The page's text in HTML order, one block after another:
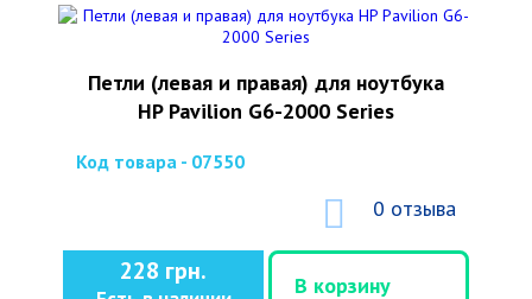
Петли (левая и правая) для ноутбука
HP Pavilion G6-2000 Series
Код товара - 07550
0 отзыва
228 грн. В корзину